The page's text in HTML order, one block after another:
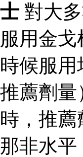
士 對大
服用金
時候服
推薦劑量
時，推
那非水